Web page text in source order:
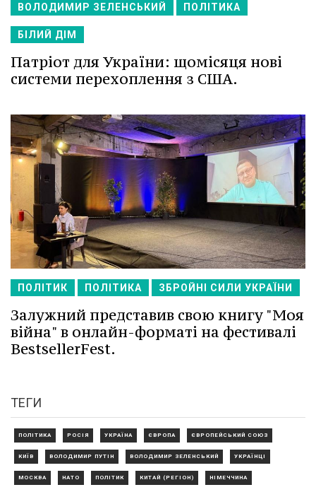
ВОЛОДИМИР ЗЕЛЕНСЬКИЙ ПОЛІТИКА
БІЛИЙ ДІМ
Патріот для України: щомісяця нові
системи перехоплення з США.
ПОЛІТИК ПОЛІТИКА ЗБРОЙНІ СИЛИ УКРАЇНИ
Залужний представив свою книгу "Моя
війна" в онлайн-форматі на фестивалі
BestsellerFest.
ТЕГИ
ПОЛІТИКА РОСІЯ УКРАЇНА ЄВРОПА ЄВРОПЕЙСЬКИЙ СОЮЗ
КИЇВ ВОЛОДИМИР ПУТІН ВОЛОДИМИР ЗЕЛЕНСЬКИЙ УКРАЇНЦІ
МОСКВА НАТО ПОЛІТИК КИТАЙ (РЕГІОН) НІМЕЧЧИНА